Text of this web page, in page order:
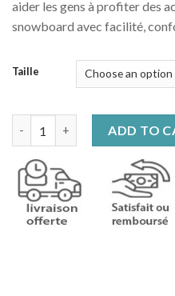
aider les gens à profiter des
snowboard avec facilité,
Taille
ADD TO